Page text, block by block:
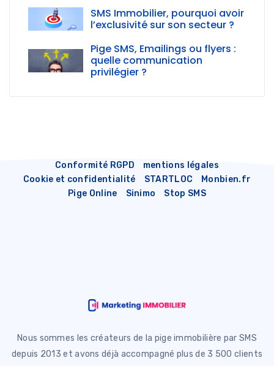
SMS Immobilier, pourquoi avoir
l’exclusivité sur son secteur ?
Pige SMS, Emailings ou flyers :
quelle communication
privilégier ?
Conformité RGPD
mentions légales
Cookie et confidentialité
STARTLOC
Monbien.fr
Pige Online
Sinimo Stop SMS
Nous sommes les créateurs de la pige immobilière par SMS
depuis 2013 et avons déjà accompagné plus de 3 500 clients